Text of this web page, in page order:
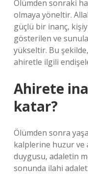
Ölümden sonraki
olmaya yöneltir.
güçlü bir inanç,
gösterilen ve
yükseltir. Bu
ahiretle ilgili
Ahirete
katar?
Ölümden sonra
kalplerine huzur ve
duygusu, adaletin
sonunda ilahi